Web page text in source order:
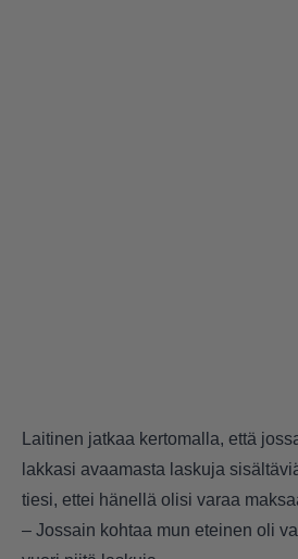
Laitinen jatkaa kertomalla, että
lakkasi avaamasta laskuja
tiesi, ettei hänellä olisi varaa
– Jossain kohtaa mun eteinen oli